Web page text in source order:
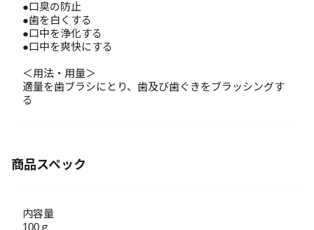
●口臭の防止
●歯を白くする
●口中を浄化する
●口中を爽快にする
＜用法・用量＞
適量を歯ブラシにとり、歯及び歯ぐきをブラッシングす
る
商品スペック
内容量
100ｇ